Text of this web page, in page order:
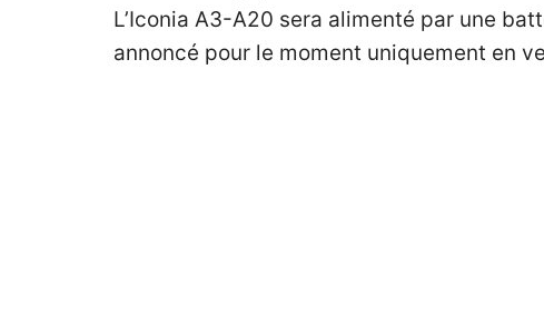
L’Iconia A3-A20 sera alimenté par une
annoncé pour le moment uniquement en